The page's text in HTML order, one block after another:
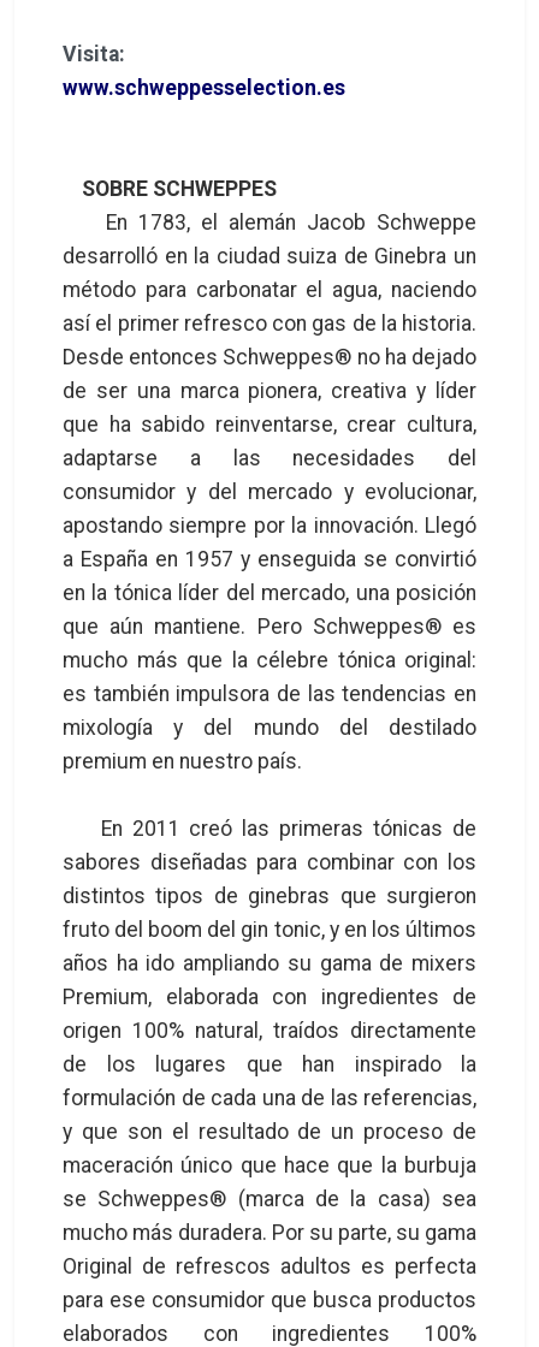
Visita:
www.schweppesselection.es
SOBRE SCHWEPPES
En 1783, el alemán Jacob Schweppe
desarrolló en la ciudad suiza de Ginebra un
método para carbonatar el agua, naciendo
así el primer refresco con gas de la historia.
Desde entonces Schweppes® no ha dejado
de ser una marca pionera, creativa y líder
que ha sabido reinventarse, crear cultura,
adaptarse a las necesidades del
consumidor y del mercado y evolucionar,
apostando siempre por la innovación. Llegó
a España en 1957 y enseguida se convirtió
en la tónica líder del mercado, una posición
que aún mantiene. Pero Schweppes® es
mucho más que la célebre tónica original:
es también impulsora de las tendencias en
mixología y del mundo del destilado
premium en nuestro país.
En 2011 creó las primeras tónicas de
sabores diseñadas para combinar con los
distintos tipos de ginebras que surgieron
fruto del boom del gin tonic, y en los últimos
años ha ido ampliando su gama de mixers
Premium, elaborada con ingredientes de
origen 100% natural, traídos directamente
de los lugares que han inspirado la
formulación de cada una de las referencias,
y que son el resultado de un proceso de
maceración único que hace que la burbuja
se Schweppes® (marca de la casa) sea
mucho más duradera. Por su parte, su gama
Original de refrescos adultos es perfecta
para ese consumidor que busca productos
elaborados con ingredientes 100%